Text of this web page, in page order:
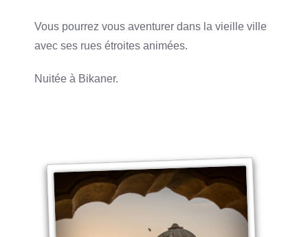
Vous pourrez vous aventurer dans la vieille ville
avec ses rues étroites animées.
Nuitée à Bikaner.